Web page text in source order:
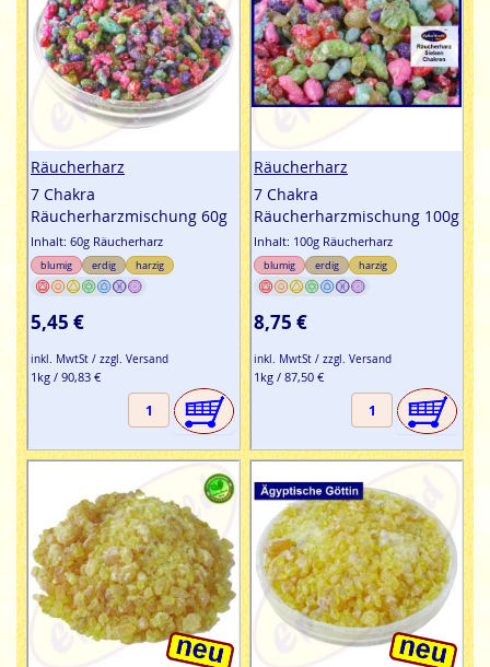
Räucherharz
7 Chakra
Räucherharzmischung 60g
Inhalt: 60g Räucherharz
blumig erdig harzig
5,45 €
inkl. MwtSt / zzgl. Versand
1kg / 90,83 €
Räucherharz
7 Chakra
Räucherharzmischung 100g
Inhalt: 100g Räucherharz
blumig erdig harzig
8,75 €
inkl. MwtSt / zzgl. Versand
1kg / 87,50 €